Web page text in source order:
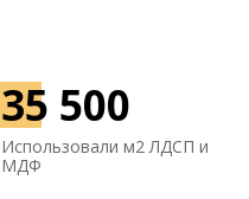
35 500
Использовали м2 ЛДСП и
МДФ